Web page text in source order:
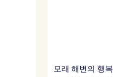
모래 해변의 행복